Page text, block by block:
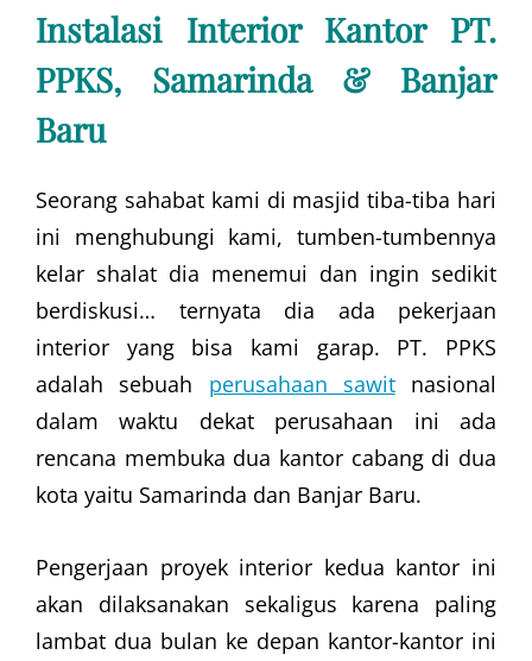
Instalasi Interior Kantor PT.
PPKS, Samarinda & Banjar
Baru
Seorang sahabat kami di masjid tiba-tiba hari
ini menghubungi kami, tumben-tumbennya
kelar shalat dia menemui dan ingin sedikit
berdiskusi… ternyata dia ada pekerjaan
interior yang bisa kami garap. PT. PPKS
adalah sebuah perusahaan sawitnasional
dalam waktu dekat perusahaan ini ada
rencana membuka dua kantor cabang di dua
kota yaitu Samarinda dan Banjar Baru.
Pengerjaan proyek interior kedua kantor ini
akan dilaksanakan sekaligus karena paling
lambat dua bulan ke depan kantor-kantor ini